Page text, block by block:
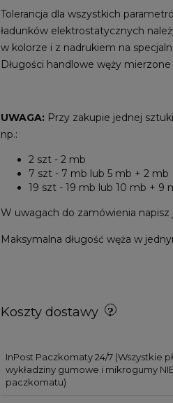
Tolerancja dla wszystkich
ładunków elektrostatycznych
w kolorze i z nadrukiem na
Długości handlowe węży
UWAGA: Przy zakupie jednej
np.:
2 szt - 2 mb
7 szt - 7 mb lub 5 mb + 2 mb
19 szt - 19 mb lub 10 mb + 9
W uwagach do zamówienia
Maksymalna długość węża w
Koszty dostawy
InPost Paczkomaty 24/7(Wszystkie
wykładziny gumowe i mikrogumy
paczkomatu)